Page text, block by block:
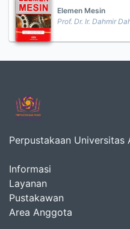
Elemen Mesin
Prof. Dr. Ir. Dahmir
Perpustakaan
Informasi
Layanan
Pustakawan
Area Anggota